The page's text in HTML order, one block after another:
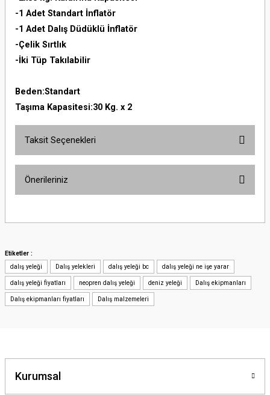
-1 Adet Standart İnflatör
-1 Adet Dalış Düdüklü İnflatör
-Çelik Sırtlık
-İki Tüp Takılabilir
Beden:Standart
Taşıma Kapasitesi:30 Kg. x 2
Taksit Seçenekleri
Önerileriniz
yetersiz gördüğünüz noktaları öneri formunu kullanarak tarafımıza
Ürün resmi kalitesiz, bozuk veya görüntülenemiyor.
Ürün açıklamasında eksik bilgiler bulunuyor.
Ürün bilgilerinde hatalar bulunuyor.
Etiketler :
dalış yeleği
Dalış yelekleri dalış yeleği bc dalış yeleği ne işe yarar
dalış yeleği fiyatları neopren dalış yeleği deniz yeleği Dalış ekipmanları
Dalış ekipmanları fiyatları Dalış malzemeleri
Kurumsal